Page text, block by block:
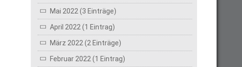
Mai 2022 (3 Einträge)
April 2022 (1 Eintrag)
März 2022 (2 Einträge)
Februar 2022 (1 Eintrag)